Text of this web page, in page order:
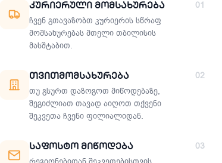
01
Კურიერული Მომსახურება
ჩვენ გთავაზობთ კურიერის სწრაფ
მომსახურებას მთელი თბილისის
მასშტაბით.
02
Თვითმომსახურება
თუ გსურთ დაზოგოთ მიწოდებაზე,
შეგიძლიათ თავად აიღოთ თქვენი
შეკვეთა ჩვენი ფილიალიდან.
03
Საფოსტო Მიწოდება